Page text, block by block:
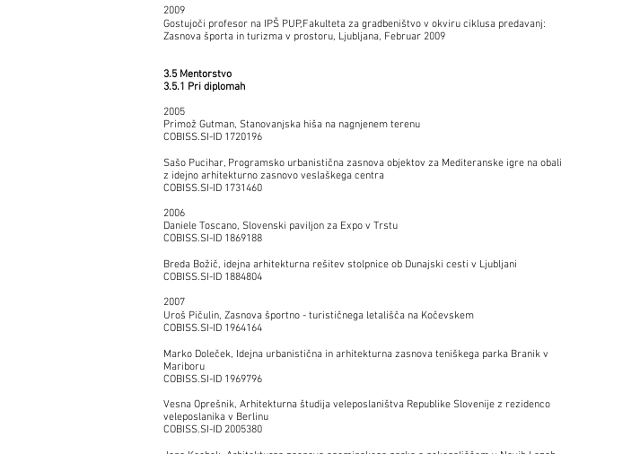
2009
Gostujoči profesor na IPŠ PUP,Fakulteta za gradbeništvo v okviru ciklusa predavanj:
Zasnova športa in turizma v prostoru, Ljubljana, Februar 2009
3.5 Mentorstvo
3.5.1 Pri diplomah
2005
Primož Gutman, Stanovanjska hiša na nagnjenem terenu
COBISS.SI-ID 1720196
Sašo Pucihar, Programsko urbanistična zasnova objektov za Mediteranske igre na obali
z idejno arhitekturno zasnovo veslaškega centra
COBISS.SI-ID 1731460
2006
Daniele Toscano, Slovenski paviljon za Expo v Trstu
COBISS.SI-ID 1869188
Breda Božič, idejna arhitekturna rešitev stolpnice ob Dunajski cesti v Ljubljani
COBISS.SI-ID 1884804
2007
Uroš Pičulin, Zasnova športno - turističnega letališča na Kočevskem
COBISS.SI-ID 1964164
Marko Doleček, Idejna urbanistična in arhitekturna zasnova teniškega parka Branik v
Mariboru
COBISS.SI-ID 1969796
Vesna Oprešnik, Arhitekturna študija veleposlaništva Republike Slovenije z rezidenco
veleposlanika v Berlinu
COBISS.SI-ID 2005380